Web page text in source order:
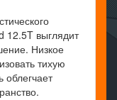
12.5T выглядит
Низкое
тихую
облегчает